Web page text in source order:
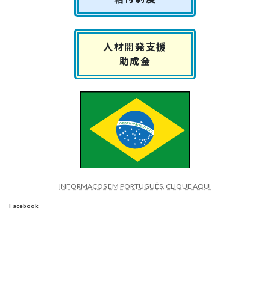
人材開発支援
助成金
INFORMAÇOS EM PORTUGUÊS, CLIQUE AQUI
Facebook